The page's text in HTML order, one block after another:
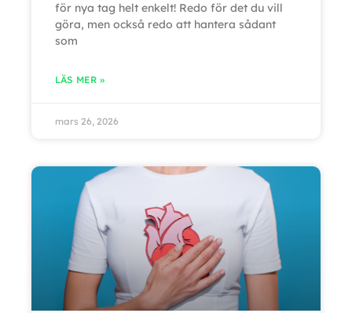
för nya tag helt enkelt! Redo för det du vill
göra, men också redo att hantera sådant
som
LÄS MER »
mars 26, 2026